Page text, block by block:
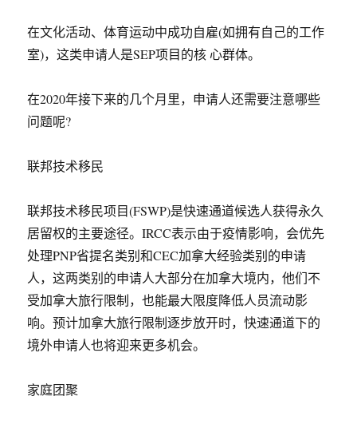
在文化活动、体育运动中成功自雇(如拥有自己的工作
室)，这类申请人是SEP项目的核 心群体。
在2020年接下来的几个月里，申请人还需要注意哪些
问题呢?
联邦技术移民
联邦技术移民项目(FSWP)是快速通道候选人获得永久
居留权的主要途径。IRCC表示由于疫情影响，会优先
处理PNP省提名类别和CEC加拿大经验类别的申请
人，这两类别的申请人大部分在加拿大境内，他们不
受加拿大旅行限制，也能最大限度降低人员流动影
响。预计加拿大旅行限制逐步放开时，快速通道下的
境外申请人也将迎来更多机会。
家庭团聚